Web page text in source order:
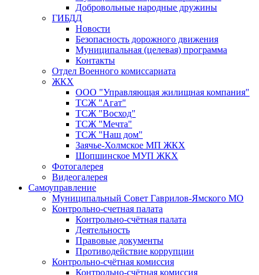
Добровольные народные дружины
ГИБДД
Новости
Безопасность дорожного движения
Муниципальная (целевая) программа
Контакты
Отдел Военного комиссариата
ЖКХ
ООО "Управляющая жилищная компания"
ТСЖ "Агат"
ТСЖ "Восход"
ТСЖ "Мечта"
ТСЖ "Наш дом"
Заячье-Холмское МП ЖКХ
Шопшинское МУП ЖКХ
Фотогалерея
Видеогалерея
Самоуправление
Муниципальный Совет Гаврилов-Ямского МО
Контрольно-счетная палата
Контрольно-счётная палата
Деятельность
Правовые документы
Противодействие коррупции
Контрольно-счётная комиссия
Контрольно-счётная комиссия